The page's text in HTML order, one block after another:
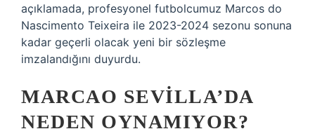
açıklamada, profesyonel futbolcumuz Marcos do
Nascimento Teixeira ile 2023-2024 sezonu sonuna
kadar geçerli olacak yeni bir sözleşme
imzalandığını duyurdu.
MARCAO SEVILLA’DA
NEDEN OYNAMIYOR?